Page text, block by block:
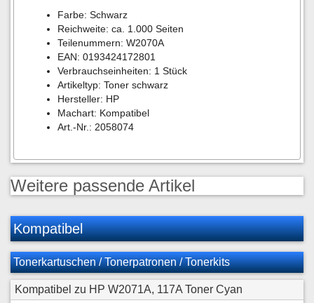
Farbe: Schwarz
Reichweite: ca. 1.000 Seiten
Teilenummern: W2070A
EAN: 0193424172801
Verbrauchseinheiten: 1 Stück
Artikeltyp: Toner schwarz
Hersteller: HP
Machart: Kompatibel
Art.-Nr.: 2058074
Weitere passende Artikel
Kompatibel
Tonerkartuschen / Tonerpatronen / Tonerkits
Kompatibel zu HP W2071A, 117A Toner Cyan